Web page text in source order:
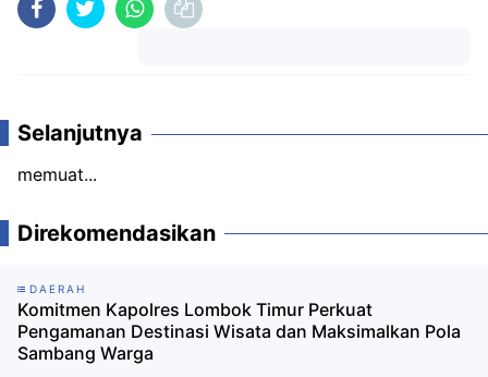
Selanjutnya
memuat...
Direkomendasikan
DAERAH
Komitmen Kapolres Lombok Timur Perkuat
Pengamanan Destinasi Wisata dan Maksimalkan Pola
Sambang Warga